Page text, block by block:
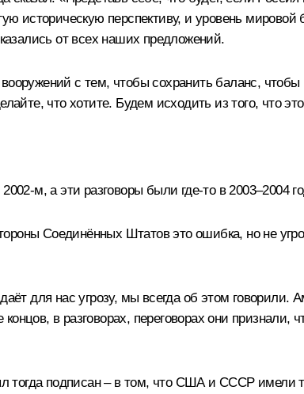
историческую перспективу, и уровень мировой
от всех наших предложений.
с тем, чтобы сохранить баланс,
что хотите. Будем исходить из того, что
м, а эти разговоры были где-то в 2003–2004
Соединённых Штатов это ошибка, но не
для нас угрозу, мы всегда об этом говорили.
в разговорах, переговорах они признали,
тогда подписан – в том, что США и СССР имели